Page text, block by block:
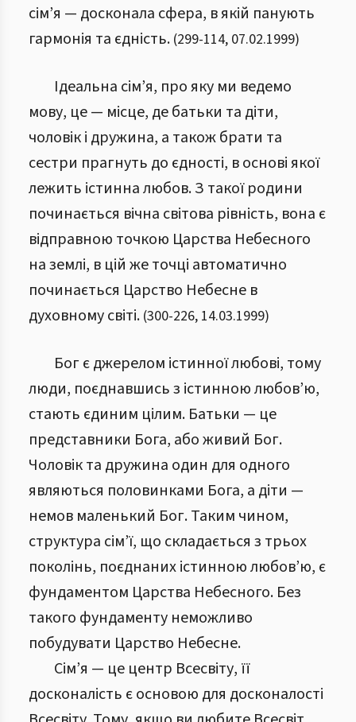
сім’я — досконала сфера, в якій панують
гармонія та єдність. (299-114, 07.02.1999)
Ідеальна сім’я, про яку ми ведемо
мову, це — місце, де батьки та діти,
чоловік і дружина, а також брати та
сестри прагнуть до єдності, в основі якої
лежить істинна любов.З такої родини
починається вічна світова рівність, вона є
відправною точкою Царства Небесного
на землі, в цій же точці автоматично
починається Царство Небесне в
духовному світі. (300-226, 14.03.1999)
Бог є джерелом істинної любові, тому
люди, поєднавшись з істинною любов’ю,
стають єдиним цілим. Батьки — це
представники Бога, або живий Бог.
Чоловік та дружина один для одного
являються половинками Бога, а діти —
немов маленький Бог. Таким чином,
структура сім’ї, що складається з трьох
поколінь, поєднаних істинною любов’ю, є
фундаментом Царства Небесного. Без
такого фундаменту неможливо
побудувати Царство Небесне.
Сім’я — це центр Всесвіту, її
досконалість є основою для досконалості